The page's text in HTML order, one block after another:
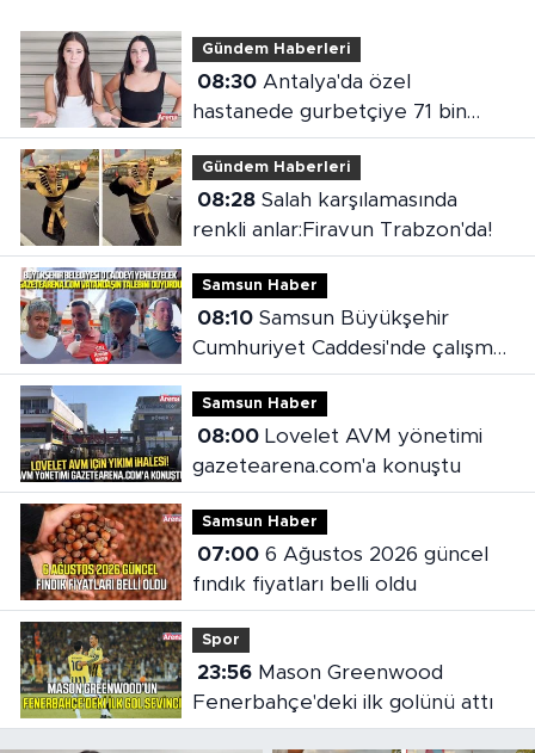
Gündem Haberleri
08:30Antalya'da özel
hastanede gurbetçiye 71 bin
liralık fatura
Gündem Haberleri
08:28Salah karşılamasında
renkli anlar:Firavun Trabzon'da!
Samsun Haber
08:10Samsun Büyükşehir
Cumhuriyet Caddesi'nde çalışma
başlattı
Samsun Haber
08:00Lovelet AVM yönetimi
gazetearena.com'a konuştu
Samsun Haber
07:006 Ağustos 2026 güncel
fındık fiyatları belli oldu
Spor
23:56Mason Greenwood
Fenerbahçe'deki ilk golünü attı